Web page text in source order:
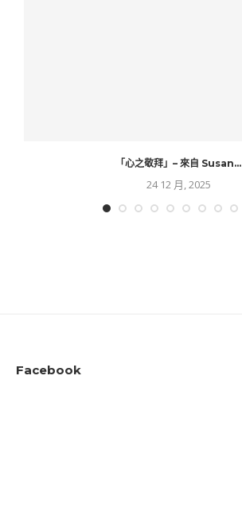
「心之敬拜」– 來自 Susan...
24 12 月, 2025
Facebook